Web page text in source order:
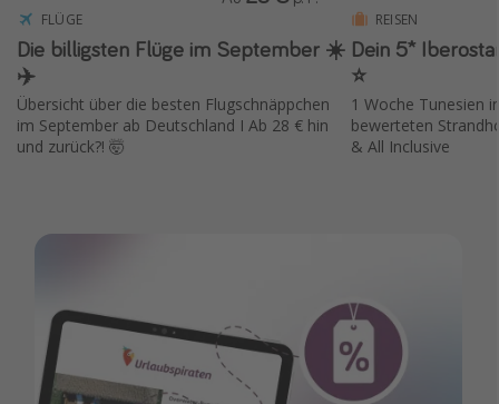
FLÜGE
Die billigsten Flüge im September ☀️
✈️
Übersicht über die besten Flugschnäppchen
im September ab Deutschland I Ab 28 € hin
und zurück?! 🤯
REISEN
Dein 5*
⭐️
1 Woche Tunesien
bewerteten
& All Inclusive